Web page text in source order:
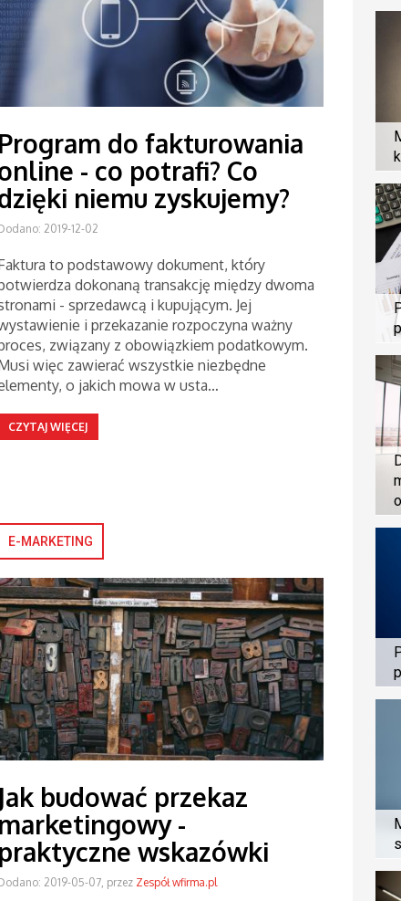
Program do fakturowania
- co potrafi? Co
niemu zyskujemy?
2019-12-02
to podstawowy dokument, który
dokonaną transakcję między dwoma
- sprzedawcą i kupującym. Jej
i przekazanie rozpoczyna ważny
związany z obowiązkiem podatkowym.
więc zawierać wszystkie niezbędne
o jakich mowa w usta…
CZYTAJ WIĘCEJ
E-MARKETING
Jak budować przekaz
marketingowy -
praktyczne wskazówki
2019-05-07, przez Zespół wfirma.pl